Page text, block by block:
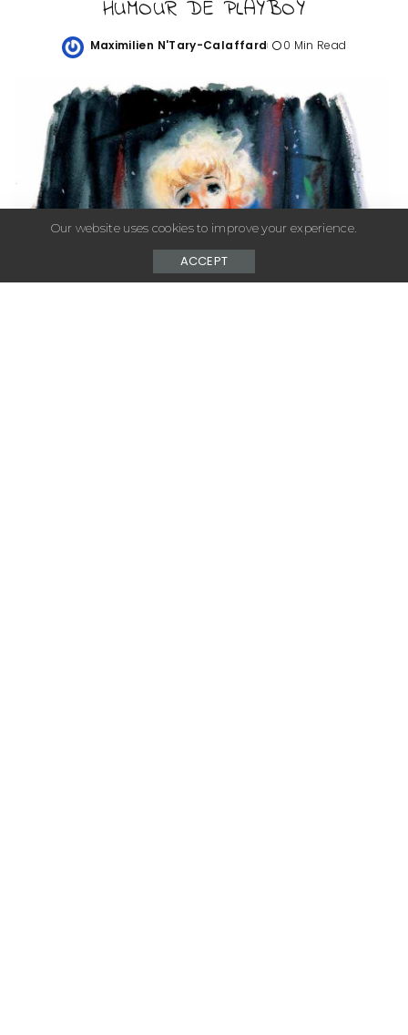
HUMOUR DE PLAYBOY
Posted
Maximilien N'Tary-Calaffard 0 Min Read
Our website uses cookies to improve your experience.
ACCEPT